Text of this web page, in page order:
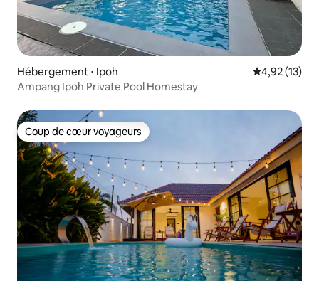
Hébergement ⋅ Ipoh Évaluation
4,92 (13)
Ampang Ipoh Private Pool Homestay
Coup de cœur voyageurs
Coup de cœur voyageurs